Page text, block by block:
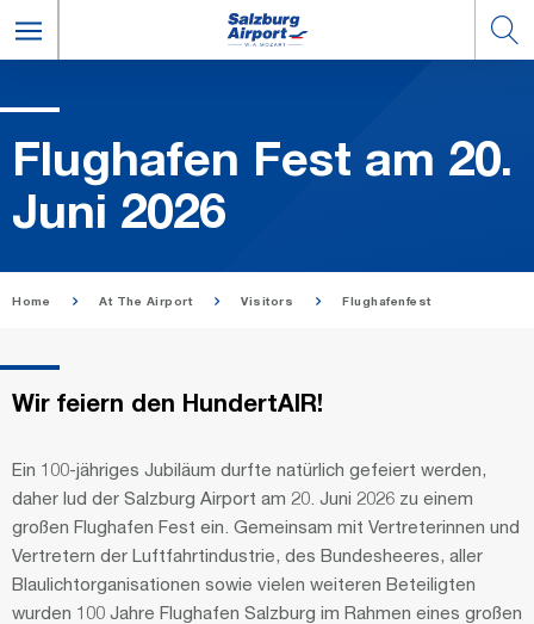
Flughafen Fest am 20.
Juni 2026
Home At The Airport Visitors Flughafenfest
Wir feiern den HundertAIR!
Ein 100-jähriges Jubiläum durfte natürlich gefeiert werden,
daher lud der Salzburg Airport am 20. Juni 2026 zu einem
großen Flughafen Fest ein. Gemeinsam mit Vertreterinnen und
Vertretern der Luftfahrtindustrie, des Bundesheeres, aller
Blaulichtorganisationen sowie vielen weiteren Beteiligten
wurden 100 Jahre Flughafen Salzburg im Rahmen eines großen